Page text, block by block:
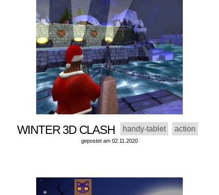
WINTER 3D CLASH handy-tablet action
gepostet am 02.11.2020